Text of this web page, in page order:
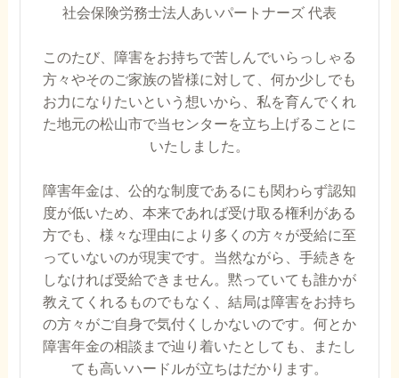
社会保険労務士法人あいパートナーズ 代表
このたび、障害をお持ちで苦しんでいらっしゃる
方々やそのご家族の皆様に対して、何か少しでも
お力になりたいという想いから、私を育んでくれ
た地元の松山市で当センターを立ち上げることに
いたしました。
障害年金は、公的な制度であるにも関わらず認知
度が低いため、本来であれば受け取る権利がある
方でも、様々な理由により多くの方々が受給に至
っていないのが現実です。当然ながら、手続きを
しなければ受給できません。黙っていても誰かが
教えてくれるものでもなく、結局は障害をお持ち
の方々がご自身で気付くしかないのです。何とか
障害年金の相談まで辿り着いたとしても、またし
ても高いハードルが立ちはだかります。